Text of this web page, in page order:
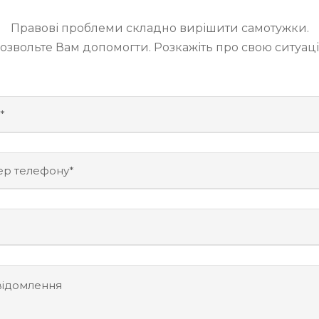
Правові проблеми складно вирішити самотужки.
Вам допомогти. Розкажіть про свою